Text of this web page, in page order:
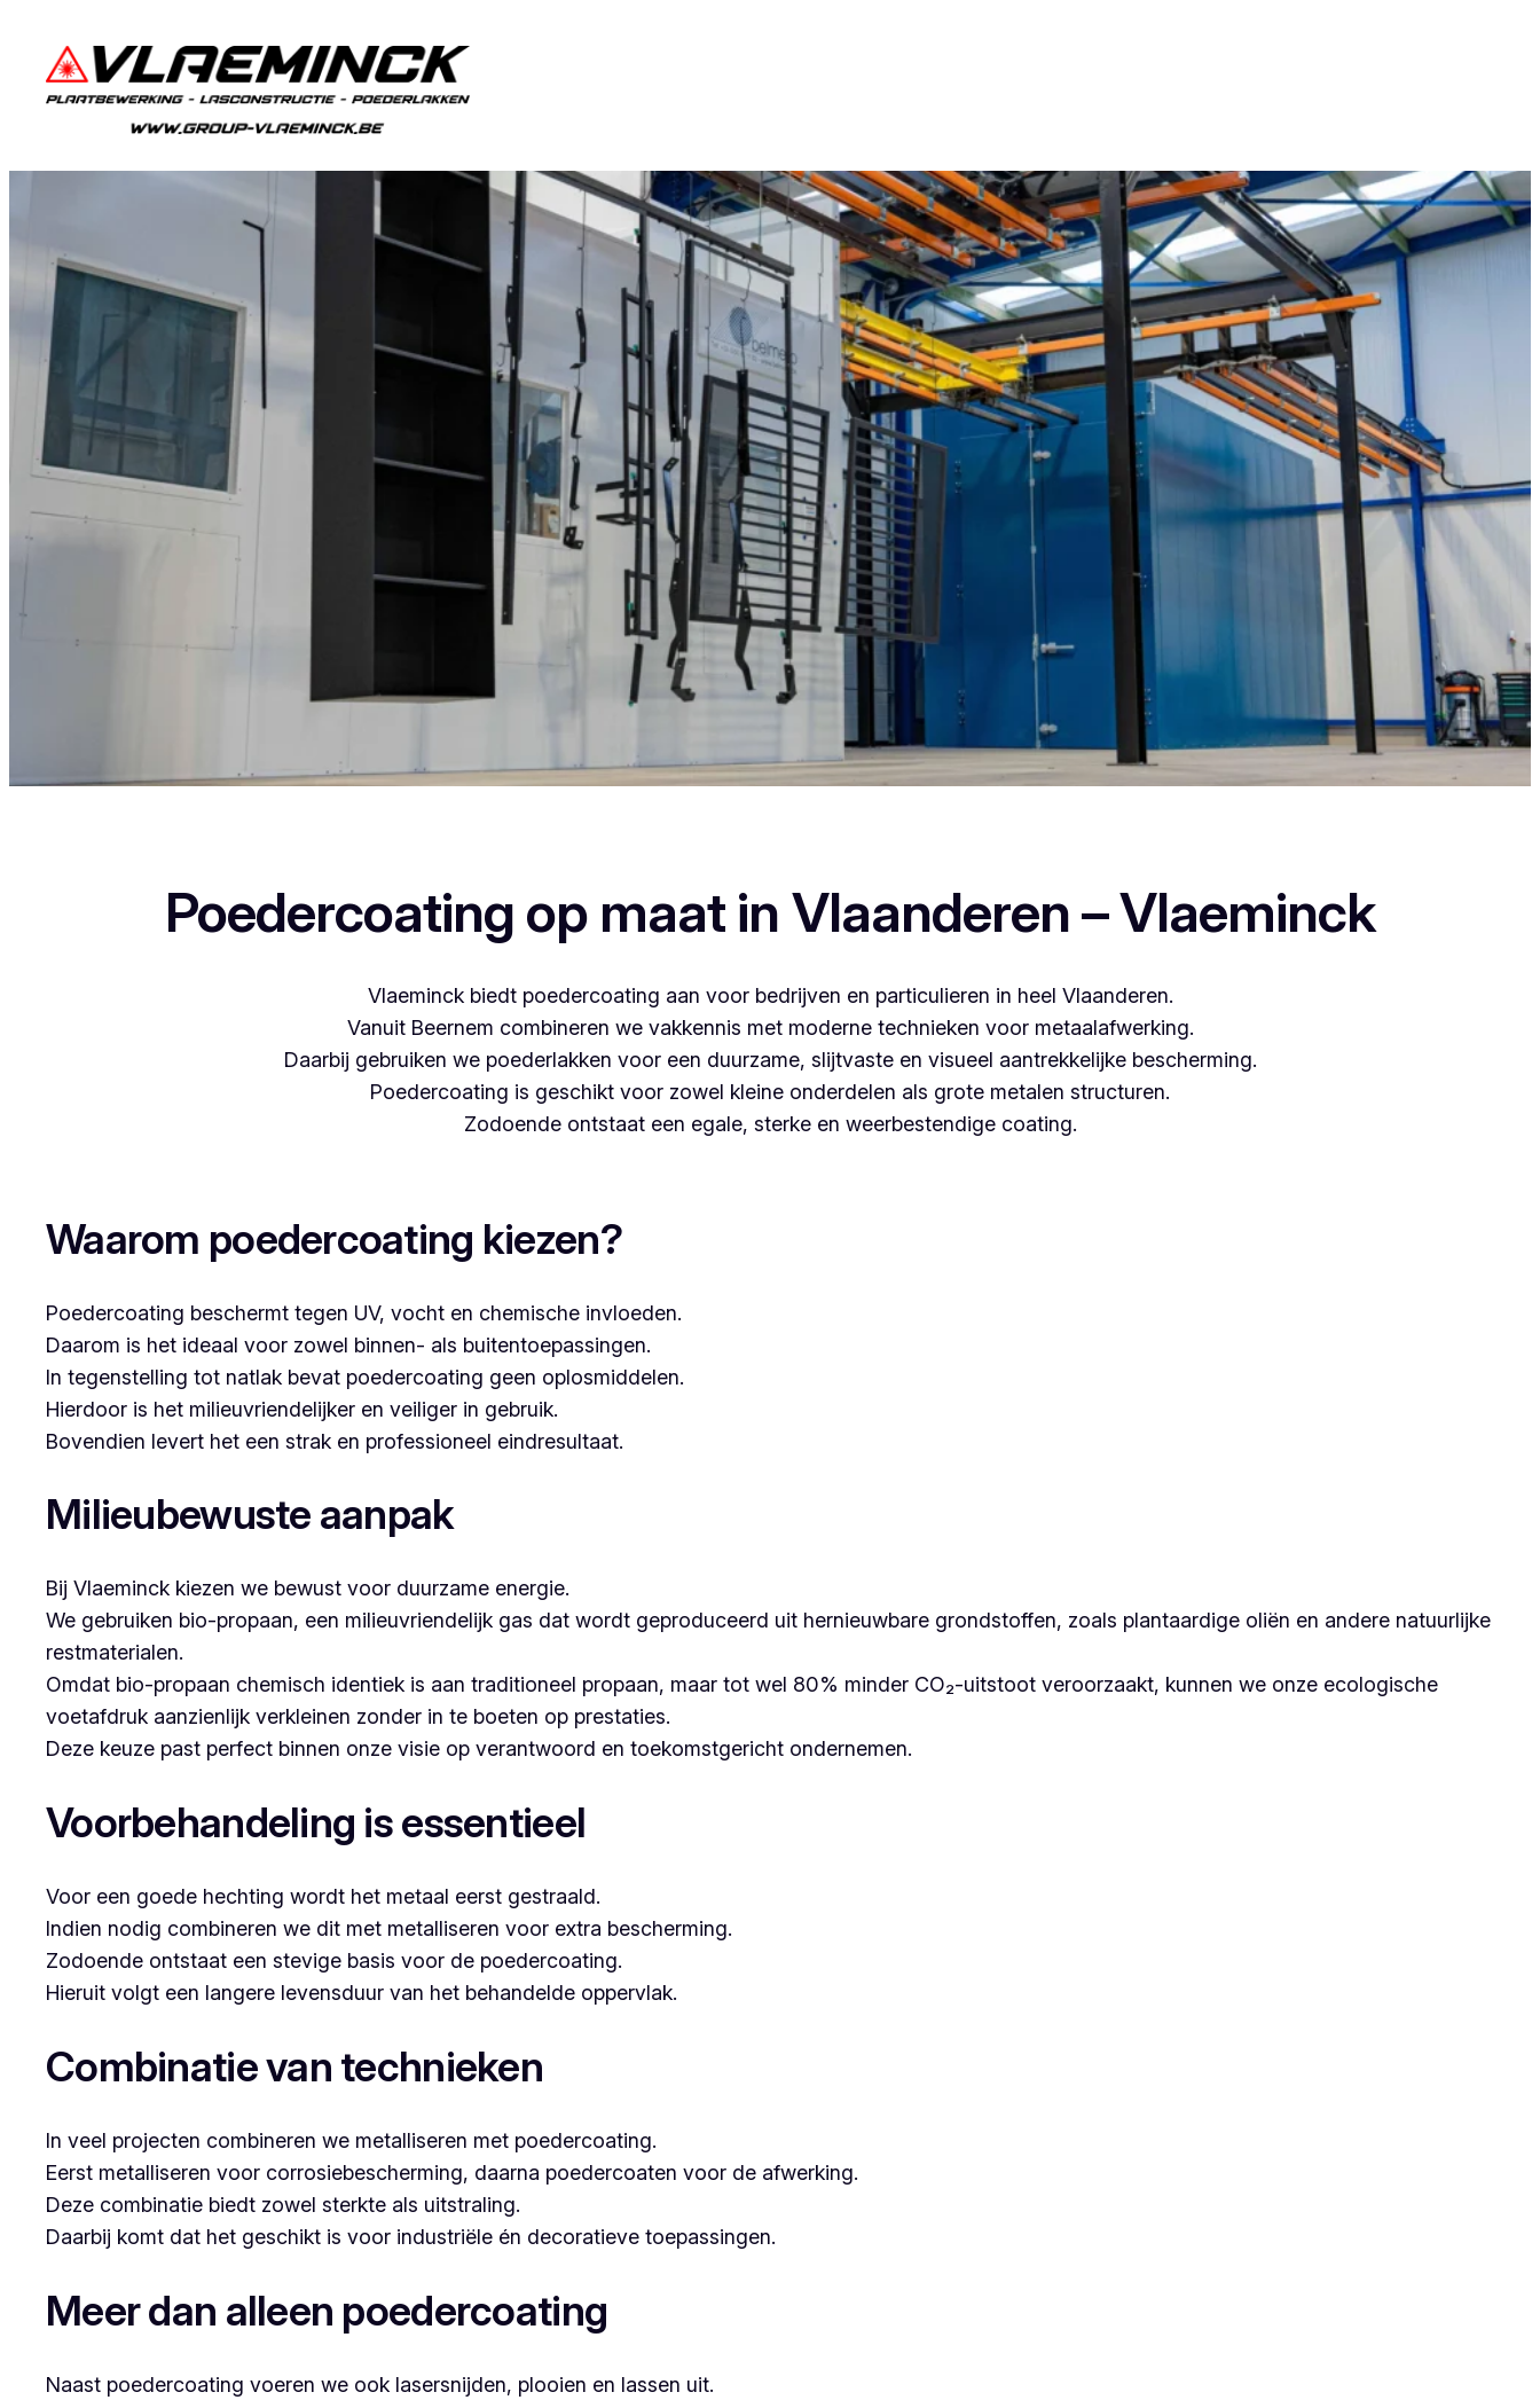
Poedercoating op maat in Vlaanderen – Vlaeminck
Vlaeminck biedt poedercoating aan voor bedrijven en particulieren in heel Vlaanderen.
Vanuit Beernem combineren we vakkennis met moderne technieken voor metaalafwerking.
Daarbij gebruiken we poederlakken voor een duurzame, slijtvaste en visueel aantrekkelijke bescherming.
Poedercoating is geschikt voor zowel kleine onderdelen als grote metalen structuren.
Zodoende ontstaat een egale, sterke en weerbestendige coating.
Waarom poedercoating kiezen?
Poedercoating beschermt tegen UV, vocht en chemische invloeden.
Daarom is het ideaal voor zowel binnen- als buitentoepassingen.
In tegenstelling tot natlak bevat poedercoating geen oplosmiddelen.
Hierdoor is het milieuvriendelijker en veiliger in gebruik.
Bovendien levert het een strak en professioneel eindresultaat.
Milieubewuste aanpak
Bij Vlaeminck kiezen we bewust voor duurzame energie.
We gebruiken bio-propaan, een milieuvriendelijk gas dat wordt geproduceerd uit hernieuwbare grondstoffen, zoals plantaardige oliën en andere natuurlijke
restmaterialen.
Omdat bio-propaan chemisch identiek is aan traditioneel propaan, maar tot wel 80% minder CO₂-uitstoot veroorzaakt, kunnen we onze ecologische
voetafdruk aanzienlijk verkleinen zonder in te boeten op prestaties.
Deze keuze past perfect binnen onze visie op verantwoord en toekomstgericht ondernemen.
Voorbehandeling is essentieel
Voor een goede hechting wordt het metaal eerst gestraald.
Indien nodig combineren we dit met metalliseren voor extra bescherming.
Zodoende ontstaat een stevige basis voor de poedercoating.
Hieruit volgt een langere levensduur van het behandelde oppervlak.
Combinatie van technieken
In veel projecten combineren we metalliseren met poedercoating.
Eerst metalliseren voor corrosiebescherming, daarna poedercoaten voor de afwerking.
Deze combinatie biedt zowel sterkte als uitstraling.
Daarbij komt dat het geschikt is voor industriële én decoratieve toepassingen.
Meer dan alleen poedercoating
Naast poedercoating voeren we ook lasersnijden, plooien en lassen uit.